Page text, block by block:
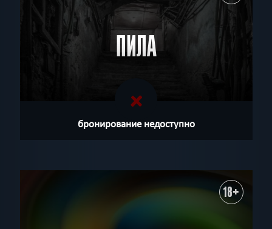
ПИЛА
бронирование недоступно
18+